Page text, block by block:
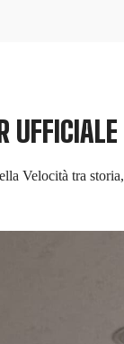
Velocità tra